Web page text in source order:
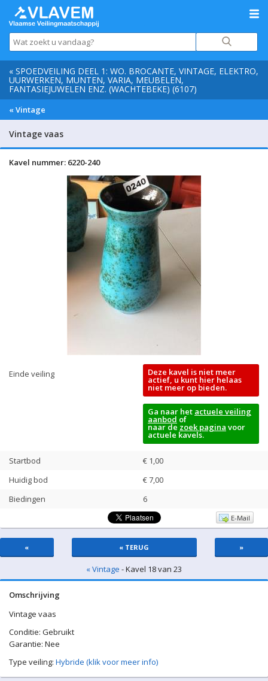
« SPOEDVEILING DEEL 1: WO. BROCANTE, VINTAGE, ELEKTRO,
UURWERKEN, MUNTEN, VARIA, MEUBELEN,
FANTASIEJUWELEN ENZ. (WACHTEBEKE) (6107)
« Vintage
Vintage vaas
Kavel nummer: 6220-240
Einde veiling Deze kavel is niet meer
actief, u kunt hier helaas
niet meer op bieden.
Ga naar het actuele veiling
aanbod of
naar de zoek pagina voor
actuele kavels.
Startbod
€ 1,00
Huidig bod
€7,00
Biedingen
6
E-Mail
« « TERUG »
« Vintage - Kavel 18 van 23
Omschrijving
Vintage vaas
Conditie: Gebruikt
Garantie: Nee
Type veiling: Hybride (klik voor meer info)